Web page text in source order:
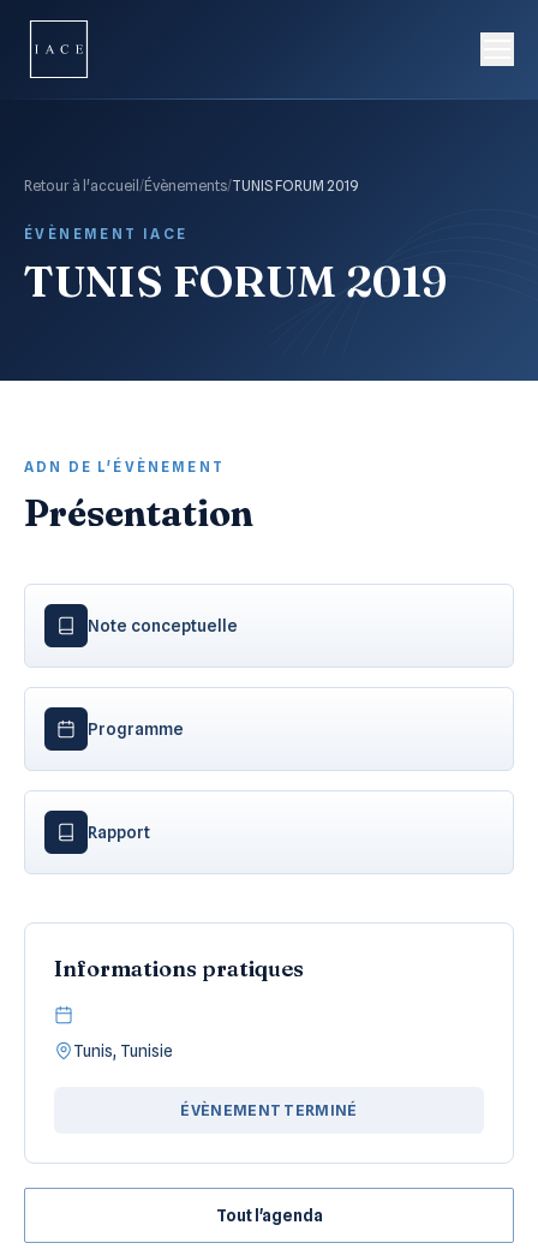
Retour à l'accueil /Évènements/TUNIS FORUM 2019
ÉVÈNEMENT IACE
TUNIS FORUM 2019
ADN DE L'ÉVÈNEMENT
Présentation
Note conceptuelle
Programme
Rapport
Informations pratiques
Tunis, Tunisie
ÉVÈNEMENT TERMINÉ
Tout l'agenda